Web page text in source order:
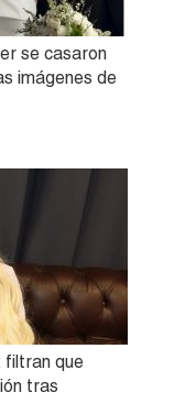
se casaron
imágenes de
filtran que
tras